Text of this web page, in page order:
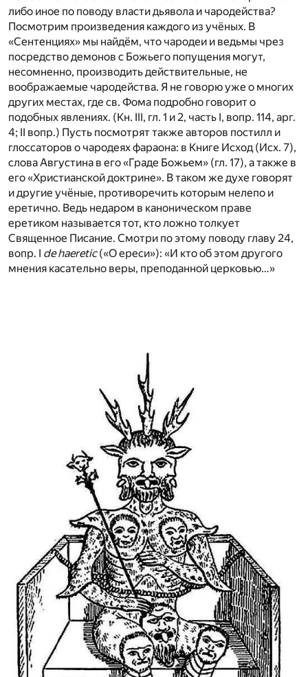
либо иное по поводу власти дьявола и чародейства?
Посмотрим произведения каждого из учёных. В
«Сентенциях» мы найдём, что чародеи и ведьмы чрез
посредство демонов с Божьего попущения могут,
несомненно, производить действительные, не
воображаемые чародейства. Я не говорю уже о многих
других местах, где св. Фома подробно говорит о
подобных явлениях. (Кн. III, гл. 1 и 2, часть I, вопр. 114, арг.
4; II вопр.) Пусть посмотрят также авторов постилл и
глоссаторов о чародеях фараона: в Книге Исход (Исх. 7),
слова Августина в его «Граде Божьем» (гл. 17), а также в
его «Христианской доктрине». В таком же духе говорят
и другие учёные, противоречить которым нелепо и
еретично. Ведь недаром в каноническом праве
еретиком называется тот, кто ложно толкует
Священное Писание. Смотри по этому поводу главу 24,
вопр. I de haeretic(«О ереси»): «И кто об этом другого
мнения касательно веры, преподанной церковью…»